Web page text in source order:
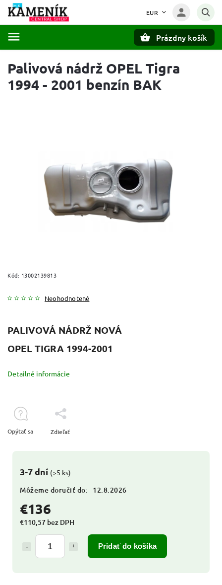
EUR
Prázdny košík
Palivová nádrž OPEL Tigra
1994 - 2001 benzín BAK
Kód: 13002139813
Neohodnotené
€136
€110,57 bez DPH
Pridať do košíka
3-7 dní (>5 ks)
Môžeme doručiť do: 12.8.2026
PALIVOVÁ NÁDRŽ NOVÁ
OPEL TIGRA 1994-2001
Detailné informácie
Opýtať sa Zdieľať